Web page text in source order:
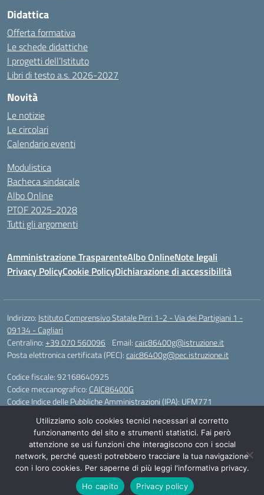
Didattica
Offerta formativa
Le schede didattiche
I progetti dell’Istituto
Libri di testo a.s. 2026-2027
Novità
Le notizie
Le circolari
Calendario eventi
Modulistica
Bacheca sindacale
Albo Online
PTOF 2025-2028
Tutti gli argomenti
Amministrazione TrasparenteAlbo OnlineNote legali
Privacy PolicyCookie PolicyDichiarazione di accessibilità
Indirizzo: Istituto Comprensivo Statale Pirri 1-2 - Via dei Partigiani 1 -
09134 - Cagliari
Centralino:+39 070 560096 Email:caic86400g@istruzione.it
Posta elettronica certificata (PEC):caic86400g@pec.istruzione.it
Codice fiscale: 92168640925
Codice meccanografico: CAIC86400G
Codice Indice delle Pubbliche Amministrazioni (IPA): UFM771
IBAN - IT 46 W 0101504808000070626497
Idea e progetto di Designers Italia
Utilizziamo solo cookies tecnici necessari al corretto
funzionamento del sito e strumenti statistici. Fai però
attenzione se usi funzioni che interagiscono con i social
network, perché questi potrebbero tracciare la tua navigazione
con i loro cookies. Per saperne di più leggi l'informativa privacy.
Ho capito
Privacy policy